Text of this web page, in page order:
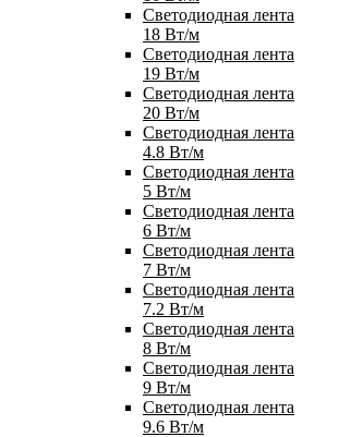
Светодиодная лента
18 Вт/м
Светодиодная лента
19 Вт/м
Светодиодная лента
20 Вт/м
Светодиодная лента
4.8 Вт/м
Светодиодная лента
5 Вт/м
Светодиодная лента
6 Вт/м
Светодиодная лента
7 Вт/м
Светодиодная лента
7.2 Вт/м
Светодиодная лента
8 Вт/м
Светодиодная лента
9 Вт/м
Светодиодная лента
9.6 Вт/м